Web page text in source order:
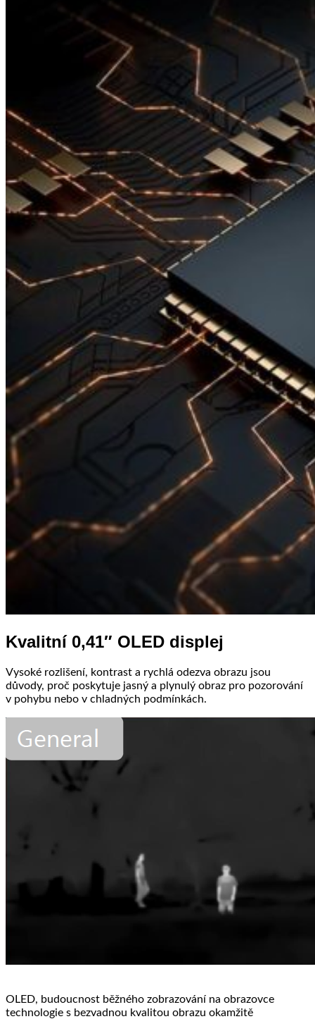
Kvalitní 0,41″ OLED displej
Vysoké rozlišení, kontrast a rychlá odezva obrazu jsou
důvody, proč poskytuje jasný a plynulý obraz pro pozorování
v pohybu nebo v chladných podmínkách.
OLED, budoucnost běžného zobrazování na obrazovce
technologie s bezvadnou kvalitou obrazu okamžitě